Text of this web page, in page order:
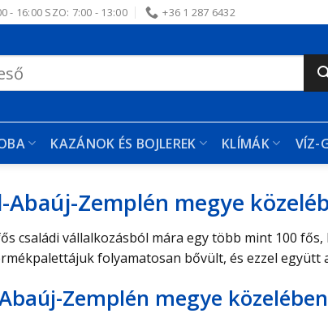
- 16:00 SZO: 7:00 - 13:00 +36 1 287 6432
KAZÁNOK ÉS BOJLEREK KLÍMÁK VÍZ-
Zemplén megye
családi vállalkozásból mára egy több mint 100
folyamatosan bővült, és ezzel együtt
Zemplén megye közelében